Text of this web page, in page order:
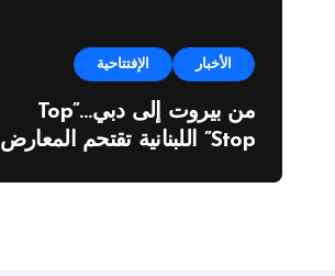
الأخبار الإفتتاحية
من بيروت إلى دبي…”Top
Stop” اللبنانية تقتحم المعارض